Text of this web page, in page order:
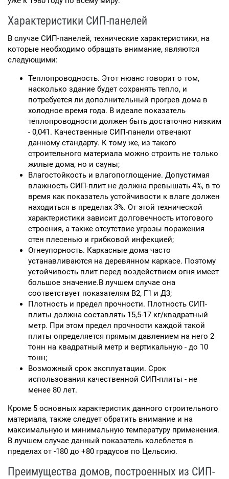
Характеристики СИП-панелей
В случае СИП-панелей, технические характеристики, на
которые необходимо обращать внимание, являются
следующими:
Теплопроводность. Этот нюанс говорит о том,
насколько здание будет сохранять тепло, и
потребуется ли дополнительный прогрев дома в
холодное время года. В идеале показатель
теплопроводности должен быть достаточно низким
- 0,041. Качественные СИП-панели отвечают
данному стандарту. К тому же, из такого
строительного материала можно строить не только
жилые дома, но и сауны;
Влагостойкость и влагопоглощение. Допустимая
влажность СИП-плит не должна превышать 4%, в то
время как показатель устойчивости к влаге должен
находиться в пределах 3%. От этой технической
характеристики зависит долговечность итогового
строения, а также отсутствие угрозы поражения
стен плесенью и грибковой инфекцией;
Огнеупорность. Каркасные дома часто
устанавливаются на деревянном каркасе. Поэтому
устойчивость плит перед воздействием огня имеет
большое значение.В лучшем случае она
соответствует показателям В2, Г1 и Д3;
Плотность и предел прочности. Плотность СИП-
плиты должна составлять 15,5-17 кг/квадратный
метр. При этом предел прочности каждой такой
плиты определяется прямым давлением на него 2
тонн на квадратный метр и вертикальную - до 10
тонн;
Возможный срок эксплуатации. Срок
использования качественной СИП-плиты - не
менее 80 лет.
Кроме 5 основных характеристик данного строительного
материала, также следует обратить внимание и на
максимальную и минимальную температуру применения.
В лучшем случае данный показатель колеблется в
пределах от -180 до +80 градусов по Цельсию.
Преимущества домов, построенных из СИП-